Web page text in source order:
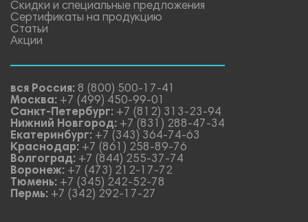
Скидки и специальные предложения
Сертификаты на продукцию
Статьи
Акции
вся Россия: 8 (800) 500-17-41
Москва: +7 (499) 450-99-01
Санкт-Петербург: +7 (812) 313-23-94
Нижний Новгород: +7 (831) 288-47-34
Екатеринбург: +7 (343) 364-74-63
Краснодар: +7 (861) 258-89-76
Волгоград: +7 (844) 255-37-74
Воронеж: +7 (473) 212-17-72
Тюмень: +7 (345) 242-52-78
Пермь: +7 (342) 292-17-27